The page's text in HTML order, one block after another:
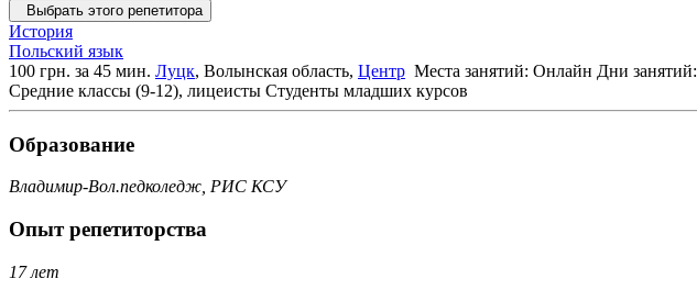
Выбрать этого репетитора
История
Польский язык
100 грн. за 45 мин. Луцк, Волынская область, Центр Места занятий: Онлайн Дни занятий:
Средние классы (9-12), лицеисты Студенты младших курсов
Образование
Владимир-Вол.педколедж, РИС КСУ
Опыт репетиторства
17 лет